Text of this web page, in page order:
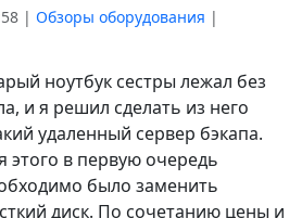
| Обзоры оборудования |
ноутбук сестры лежал без
и я решил сделать из него
удаленный сервер бэкапа.
этого в первую очередь
было заменить
диск. По сочетанию цены и